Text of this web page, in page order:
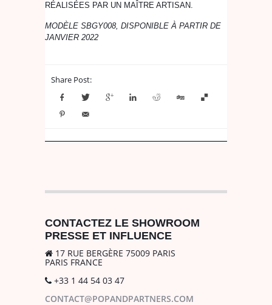
RÉALISÉES PAR UN MAÎTRE ARTISAN.
MODÈLE SBGY008, DISPONIBLE À PARTIR DE
JANVIER 2022
Share Post:
CONTACTEZ LE SHOWROOM
PRESSE ET INFLUENCE
17 RUE BERGÈRE 75009 PARIS
PARIS FRANCE
+33 1 44 54 03 47
CONTACT@POPANDPARTNERS.COM